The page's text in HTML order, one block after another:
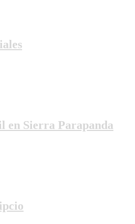
en Sierra Parapanda